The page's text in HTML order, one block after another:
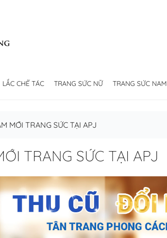
LẮC CHẾ TÁC TRANG SỨC NỮ TRANG SỨC NAM
MỚI TRANG SỨC TẠI APJ
TRANG SỨC TẠI APJ